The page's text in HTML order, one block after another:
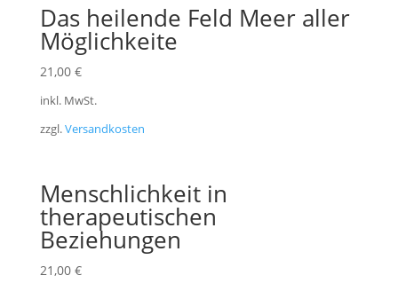
Das heilende Feld Meer aller
Möglichkeite
21,00 €
inkl. MwSt.
zzgl.Versandkosten
Menschlichkeit in
therapeutischen
Beziehungen
21,00 €